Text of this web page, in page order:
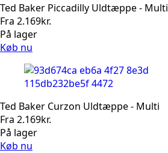
Ted Baker Piccadilly Uldtæppe - Multi
Fra 2.169kr.
På lager
Køb nu
Ted Baker Curzon Uldtæppe - Multi
Fra 2.169kr.
På lager
Køb nu